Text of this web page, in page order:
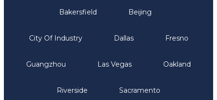
Bakersfield Beijing
City Of Industry Dallas Fresno
Guangzhou Las Vegas Oakland
Riverside Sacramento